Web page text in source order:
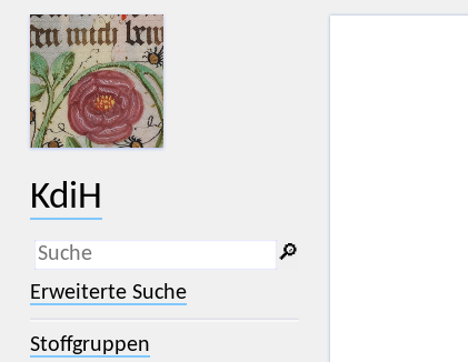
KdiH
_
(der Unterstrich) ist Platzhalter für
genau ein Zeichen.
% (das Prozentzeichen) ist Platzhalter
für kein, ein oder mehr als ein
🔎︎
Erweiterte Suche
Stoffgruppen